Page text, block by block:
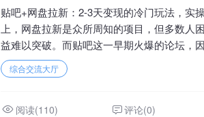
贴吧+网盘拉新：2-3天变现的冷门玩法，实
上，网盘拉新是众所周知的项目，但多数
益难以突破。而贴吧这一早期火爆的论坛，
综合交流大厅
阅读(110) 评论(0)